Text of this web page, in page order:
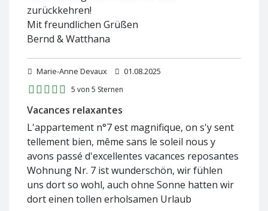
zurückkehren!
Mit freundlichen Grüßen
Bernd & Watthana
Marie-Anne Devaux 01.08.2025
5 von 5 Sternen
Vacances relaxantes
L'appartement n°7 est magnifique, on s'y sent
tellement bien, même sans le soleil nous y
avons passé d'excellentes vacances reposantes
Wohnung Nr. 7 ist wunderschön, wir fühlen
uns dort so wohl, auch ohne Sonne hatten wir
dort einen tollen erholsamen Urlaub